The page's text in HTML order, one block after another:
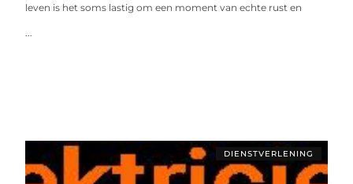
leven is het soms lastig om een moment van echte rust en
...
DIENSTVERLENING